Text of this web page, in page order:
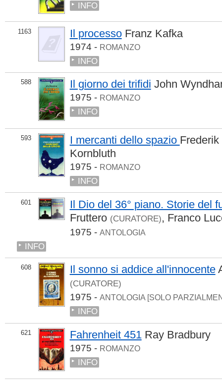
INFO
1163 Il processo Franz Kafka
1974 - ROMANZO
INFO
588 Il giorno dei trifidi John
1975 - ROMANZO
INFO
593 I mercanti dello spazio Frederik
Kornbluth
1975 - ROMANZO
INFO
601
Il Dio del 36° piano. Storie del
Fruttero (CURATORE), Franco
1975 - ANTOLOGIA
INFO
608 Il sonno si addice all'innocente
(CURATORE)
1975 - ANTOLOGIA [SOLO
INFO
621 Fahrenheit 451 Ray Bradbury
1975 - ROMANZO
INFO